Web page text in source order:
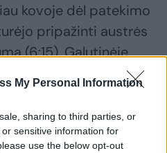
My Personal Information
sharing to third parties, or
sensitive information for
use the below opt-out
kovoje dėl patekimo
pripažinti austrės
(6:15). Galutinėje